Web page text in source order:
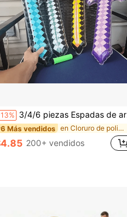
3/4/6 piezas Espadas de armas grandes y únicas, adecuadas para juegos de piscina y playa, suministros de fiesta con diseño de píxel ligero y reutilizable, decoraciones para fiestas al aire libre y vacaciones
Más vendidos en Cloruro de polivinilo Juego de agua para adoles
200+ vendidos